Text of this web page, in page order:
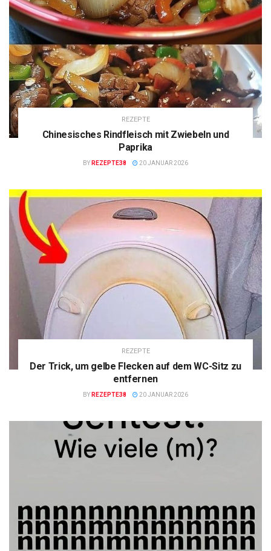
REZEPTE
Chinesisches Rindfleisch mit Zwiebeln und
Paprika
BY REZEPTE38 20 JANUAR 2026
REZEPTE
Der Trick, um gelbe Flecken auf dem WC-Sitz zu
entfernen
BY REZEPTE38 20 JANUAR 2026